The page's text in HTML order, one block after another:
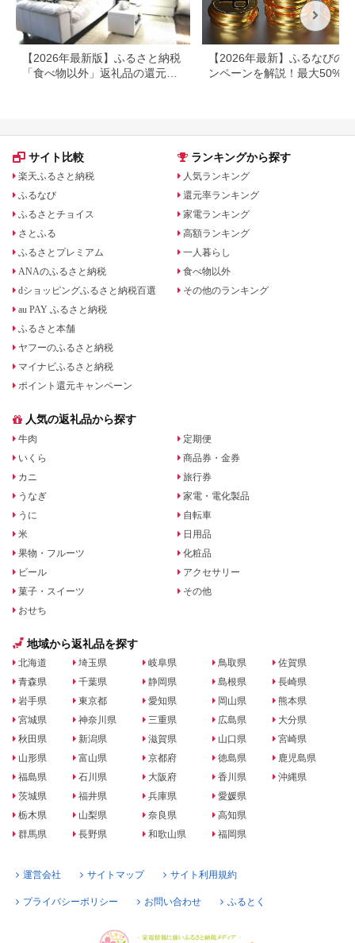
【2026年最新版】ふるさと納税
「食べ物以外」返礼品の還元率
【2026年最新】ふるなびの
ンペーンを解説！最大50%還
サイト比較
楽天ふるさと納税
ふるなび
ふるさとチョイス
さとふる
ふるさとプレミアム
ANAのふるさと納税
dショッピングふるさと納税百選
au PAY ふるさと納税
ふるさと本舗
ヤフーのふるさと納税
マイナビふるさと納税
ポイント還元キャンペーン
ランキングから探す
人気ランキング
還元率ランキング
家電ランキング
高額ランキング
一人暮らし
食べ物以外
その他のランキング
人気の返礼品から探す
牛肉
いくら
カニ
うなぎ
うに
米
果物・フルーツ
ビール
菓子・スイーツ
おせち
定期便
商品券・金券
旅行券
家電・電化製品
自転車
日用品
化粧品
アクセサリー
その他
地域から返礼品を探す
北海道
青森県
岩手県
宮城県
秋田県
山形県
福島県
茨城県
栃木県
群馬県
埼玉県
千葉県
東京都
神奈川県
新潟県
富山県
石川県
福井県
山梨県
長野県
岐阜県
静岡県
愛知県
三重県
滋賀県
京都府
大阪府
兵庫県
奈良県
和歌山県
鳥取県
島根県
岡山県
広島県
山口県
徳島県
香川県
愛媛県
高知県
福岡県
佐賀県
長崎県
熊本県
大分県
宮崎県
鹿児島県
沖縄県
運営会社 サイトマップ サイト利用規約
プライバシーポリシー お問い合わせ ふるとく